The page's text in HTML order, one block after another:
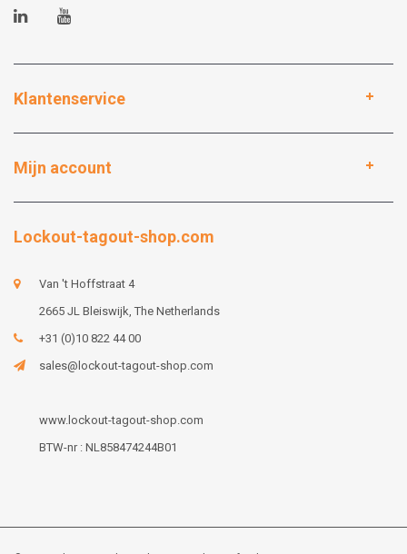
Klantenservice
Mijn account
Lockout-tagout-shop.com
Van 't Hoffstraat 4
2665 JL Bleiswijk, The Netherlands
+31 (0)10 822 44 00
sales@lockout-tagout-shop.com
www.lockout-tagout-shop.com
BTW-nr : NL858474244B01